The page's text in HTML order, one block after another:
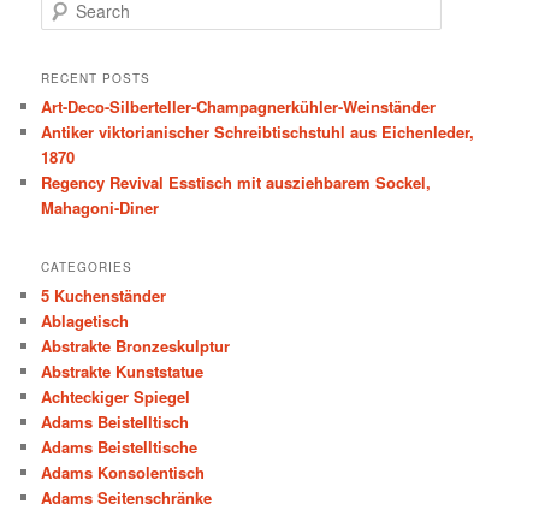
e
r
h
RECENT POSTS
Art-Deco-Silberteller-Champagnerkühler-Weinständer
Antiker viktorianischer Schreibtischstuhl aus Eichenleder,
1870
Regency Revival Esstisch mit ausziehbarem Sockel,
Mahagoni-Diner
CATEGORIES
5 Kuchenständer
Ablagetisch
Abstrakte Bronzeskulptur
Abstrakte Kunststatue
Achteckiger Spiegel
Adams Beistelltisch
Adams Beistelltische
Adams Konsolentisch
Adams Seitenschränke